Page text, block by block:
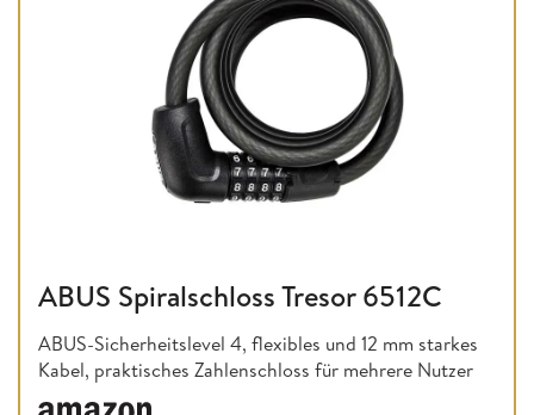
ABUS Spiralschloss Tresor 6512C
ABUS-Sicherheitslevel 4, flexibles und 12 mm starkes
Kabel, praktisches Zahlenschloss für mehrere Nutzer